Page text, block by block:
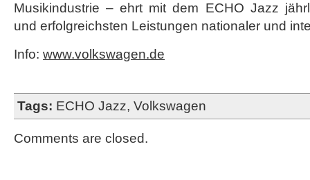
Musikindustrie – ehrt mit dem ECHO Jazz
und erfolgreichsten Leistungen nationaler und
Info: www.volkswagen.de
Tags: ECHO Jazz, Volkswagen
Comments are closed.